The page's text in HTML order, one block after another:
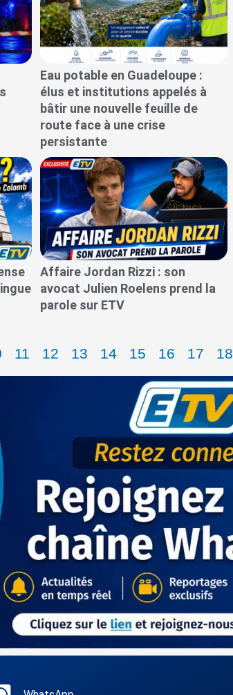
Eau potable en Guadeloupe :
élus et institutions appelés à
bâtir une nouvelle feuille de
route face à une crise
persistante
Affaire Jordan Rizzi : son
avocat Julien Roelens prend la
parole sur ETV
11 12 13 14 15 16 17 18